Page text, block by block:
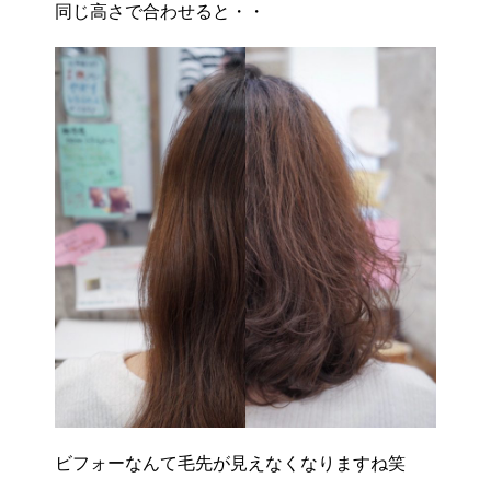
同じ高さで合わせると・・
ビフォーなんて毛先が見えなくなりますね笑